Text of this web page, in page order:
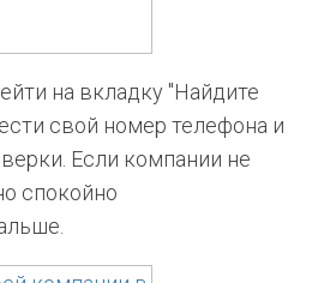
на вкладку "Найдите
свой номер телефона и
Если компании не
спокойно